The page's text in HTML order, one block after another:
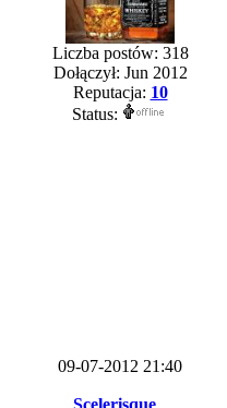
Liczba postów: 318
Dołączył: Jun 2012
Reputacja: 10
Status:
09-07-2012 21:40
Scelerisque